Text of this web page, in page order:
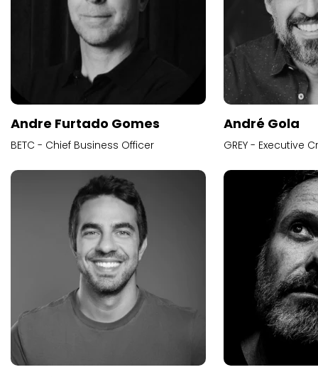
Andre Furtado Gomes
BETC - Chief Business Officer
André Gola
GREY - Executive